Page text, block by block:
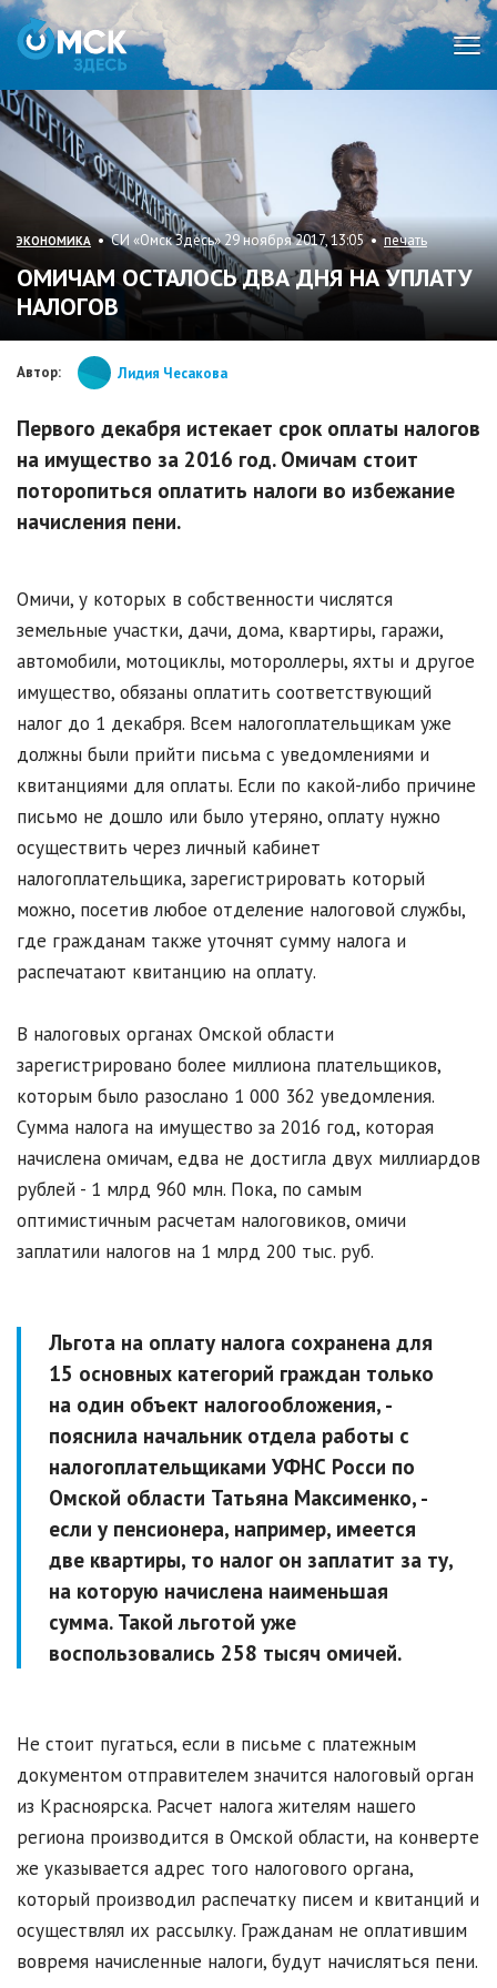
ЭКОНОМИКА • СИ «Омск Здесь» 29 ноября 2017, 13:05 •печать
ОМИЧАМ ОСТАЛОСЬ ДВА ДНЯ НА УПЛАТУ
НАЛОГОВ
Автор: Лидия Чесакова
Первого декабря истекает срок оплаты налогов
на имущество за 2016 год. Омичам стоит
поторопиться оплатить налоги во избежание
начисления пени.
Омичи, у которых в собственности числятся
земельные участки, дачи, дома, квартиры, гаражи,
автомобили, мотоциклы, мотороллеры, яхты и другое
имущество, обязаны оплатить соответствующий
налог до 1 декабря. Всем налогоплательщикам уже
должны были прийти письма с уведомлениями и
квитанциями для оплаты. Если по какой-либо причине
письмо не дошло или было утеряно, оплату нужно
осуществить через личный кабинет
налогоплательщика, зарегистрировать который
можно, посетив любое отделение налоговой службы,
где гражданам также уточнят сумму налога и
распечатают квитанцию на оплату.
В налоговых органах Омской области
зарегистрировано более миллиона плательщиков,
которым было разослано 1 000 362 уведомления.
Сумма налога на имущество за 2016 год, которая
начислена омичам, едва не достигла двух миллиардов
рублей - 1 млрд 960 млн. Пока, по самым
оптимистичным расчетам налоговиков, омичи
заплатили налогов на 1 млрд 200 тыс. руб.
Льгота на оплату налога сохранена для
15 основных категорий граждан только
на один объект налогообложения, -
пояснила начальник отдела работы с
налогоплательщиками УФНС Росси по
Омской области Татьяна Максименко, -
если у пенсионера, например, имеется
две квартиры, то налог он заплатит за ту,
на которую начислена наименьшая
сумма. Такой льготой уже
воспользовались 258 тысяч омичей.
Не стоит пугаться, если в письме с платежным
документом отправителем значится налоговый орган
из Красноярска. Расчет налога жителям нашего
региона производится в Омской области, на конверте
же указывается адрес того налогового органа,
который производил распечатку писем и квитанций и
осуществлял их рассылку. Гражданам не оплатившим
вовремя начисленные налоги, будут начисляться пени.